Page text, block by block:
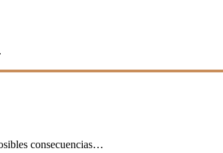
consecuencias…